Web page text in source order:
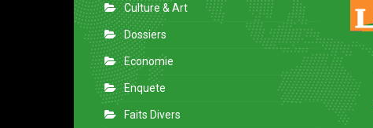
Culture & Art
Dossiers
Economie
Enquete
Faits Divers